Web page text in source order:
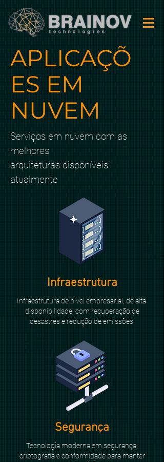
APLICAÇÕ
ES EM
NUVEM
Serviços em nuvem com as
melhores
arquiteturas disponíveis
atualmente
Infraestrutura
Infraestrutura de nível empresarial, de alta
disponibilidade, com recuperação de
desastres e redução de emissões.
Segurança
Tecnologia moderna em segurança,
criptografia e conformidade para manter